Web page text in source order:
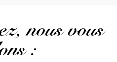
nous vous
: